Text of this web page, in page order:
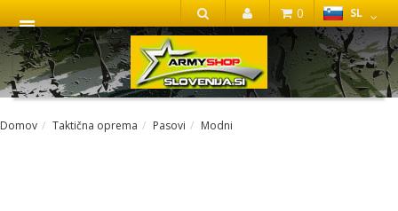
IŠČI
SL
0
Domov Taktična oprema Pasovi Modni